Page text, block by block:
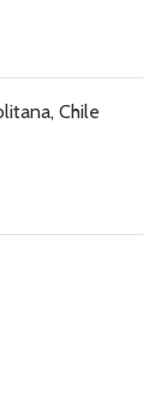
Chile